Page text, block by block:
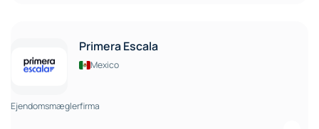
Primera Escala
Mexico
Ejendomsmæglerfirma